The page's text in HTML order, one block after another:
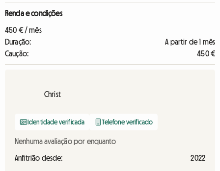
Renda e condições
450 € / mês
Duração:
A partir de 1 mês
Caução:
450 €
Christ
Identidade verificada Telefone verificado
Nenhuma avaliação por enquanto
Anfitrião desde: 2022